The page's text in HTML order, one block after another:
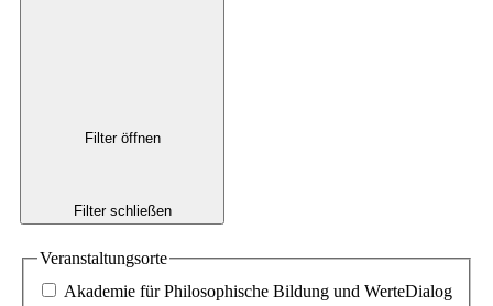
Filter öffnen
Filter schließen
Veranstaltungsorte
Akademie für Philosophische Bildung und WerteDialog